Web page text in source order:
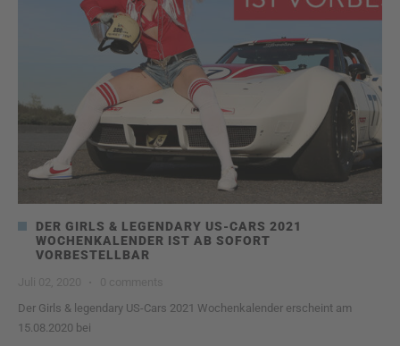
DER GIRLS & LEGENDARY US-CARS 2021
WOCHENKALENDER IST AB SOFORT
VORBESTELLBAR
Der Girls & legendary US-Cars 2021 Wochenkalender erscheint am
15.08.2020 bei